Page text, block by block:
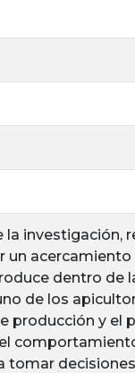
investigación,
un
dentro de
de los
producción y el
tomar